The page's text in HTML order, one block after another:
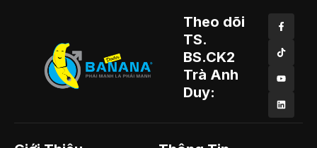
Theo dõi
TS.
BS.CK2
Trà Anh
Duy: